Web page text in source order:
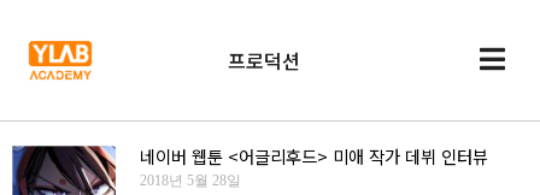
프로덕션
네이버 웹툰 <어글리후드> 미애 작가 데뷔 인터뷰
2018년 5월 28일